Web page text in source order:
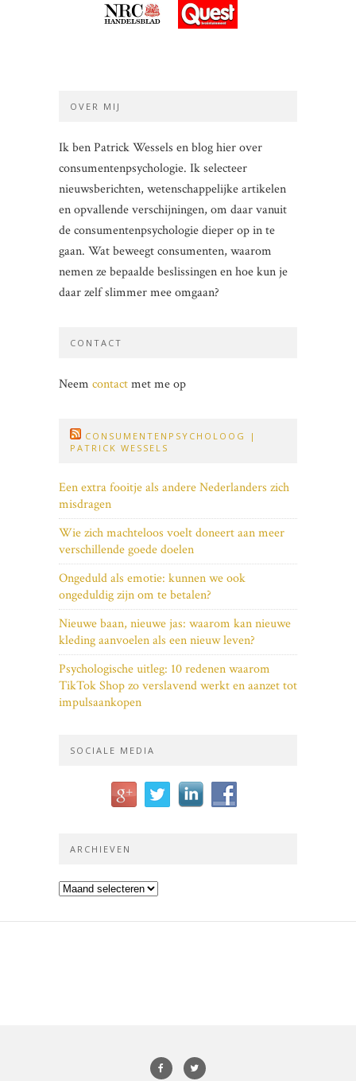
OVER MIJ
Ik ben Patrick Wessels en blog hier over
consumentenpsychologie. Ik selecteer
nieuwsberichten, wetenschappelijke artikelen
en opvallende verschijningen, om daar vanuit
de consumentenpsychologie dieper op in te
gaan. Wat beweegt consumenten, waarom
nemen ze bepaalde beslissingen en hoe kun je
daar zelf slimmer mee omgaan?
CONTACT
Neem contactmet me op
CONSUMENTENPSYCHOLOOG |
PATRICK WESSELS
Een extra fooitje als andere Nederlanders zich
misdragen
Wie zich machteloos voelt doneert aan meer
verschillende goede doelen
Ongeduld als emotie: kunnen we ook
ongeduldig zijn om te betalen?
Nieuwe baan, nieuwe jas: waarom kan nieuwe
kleding aanvoelen als een nieuw leven?
Psychologische uitleg: 10 redenen waarom
TikTok Shop zo verslavend werkt en aanzet tot
impulsaankopen
SOCIALE MEDIA
ARCHIEVEN
Archieven